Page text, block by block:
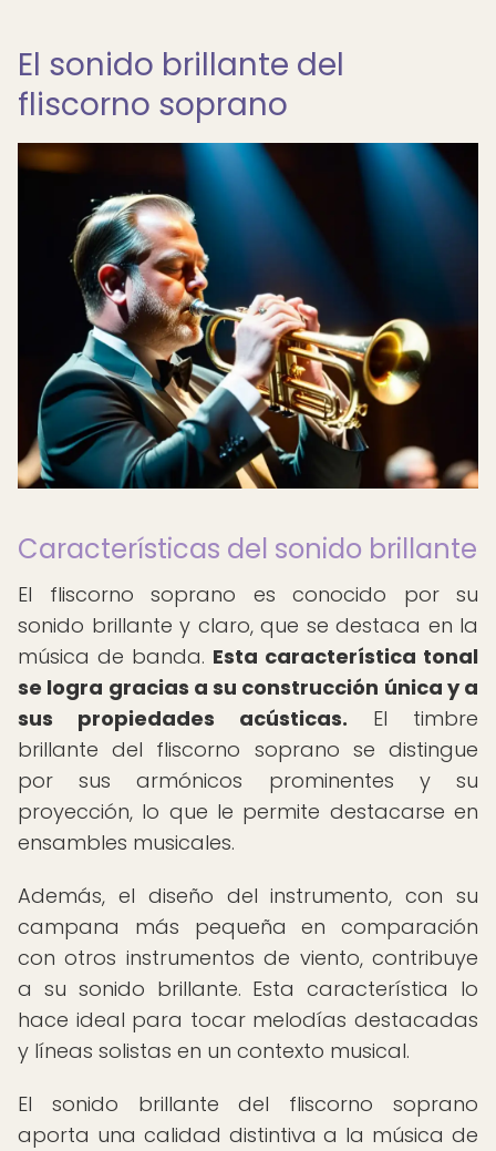
El sonido brillante del
fliscorno soprano
Características del sonido brillante
El fliscorno soprano es conocido por su
sonido brillante y claro, que se destaca en la
música de banda. Esta característica tonal
se logra gracias a su construcción única y a
sus propiedades acústicas. El timbre
brillante del fliscorno soprano se distingue
por sus armónicos prominentes y su
proyección, lo que le permite destacarse en
ensambles musicales.
Además, el diseño del instrumento, con su
campana más pequeña en comparación
con otros instrumentos de viento, contribuye
a su sonido brillante. Esta característica lo
hace ideal para tocar melodías destacadas
y líneas solistas en un contexto musical.
El sonido brillante del fliscorno soprano
aporta una calidad distintiva a la música de